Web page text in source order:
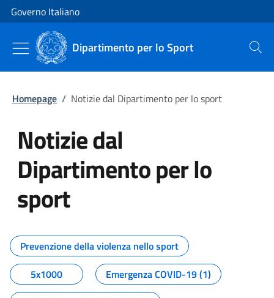
Vai al contenuto
Vai alla navigazione del sito
Governo Italiano
Dipartimento per lo Sport Cerca
Homepage / Notizie dal Dipartimento per lo sport
Notizie dal
Dipartimento per lo
sport
Tutti i contenuti della pagina
Prevenzione della violenza nello sport
5x1000
Emergenza COVID-19 (1)